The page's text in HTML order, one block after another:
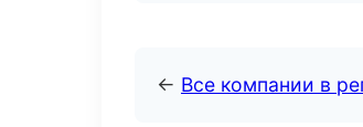
← Все компании в